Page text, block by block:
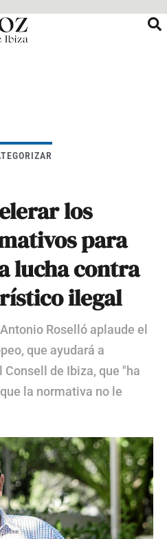
los
para
lucha contra
ilegal
Roselló aplaude el
que ayudará a
Consell de Ibiza, que "ha
la normativa no le